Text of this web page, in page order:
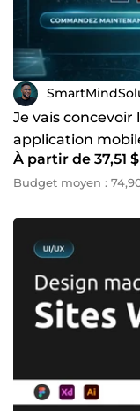
Je vais
application
À partir de 37,51
Budget moyen :